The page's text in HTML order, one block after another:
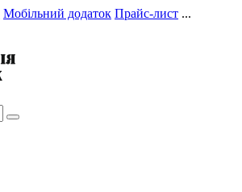
Мобільний додаток Прайс-лист ...